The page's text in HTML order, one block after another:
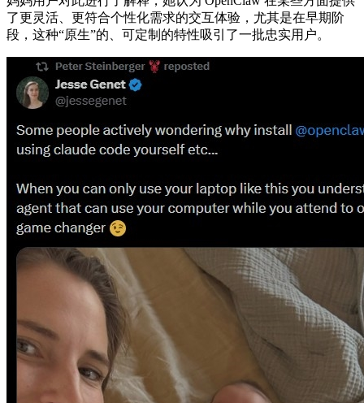
了更灵活、更符合个性化需求的交互体验，尤其是在早期阶
段，这种“原生”的、可定制的特性吸引了一批忠实用户。